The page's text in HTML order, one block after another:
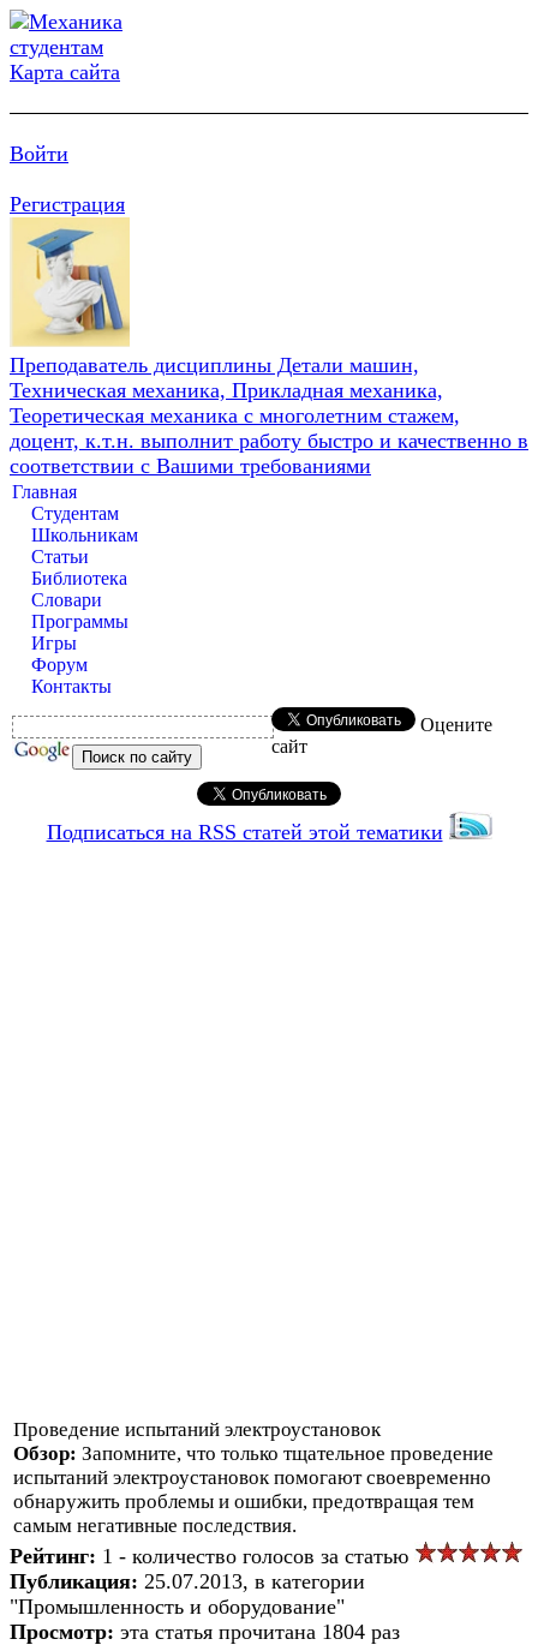
Карта сайта
Войти
Регистрация
Преподаватель дисциплины Детали машин,
Техническая механика, Прикладная механика,
Теоретическая механика с многолетним стажем,
доцент, к.т.н. выполнит работу быстро и качественно в
соответствии с Вашими требованиями
Главная
Студентам
Школьникам
Статьи
Библиотека
Словари
Программы
Игры
Форум
Контакты
Оцените
сайт
Подписаться на RSS статей этой тематики
Проведение испытаний электроустановок
Обзор: Запомните, что только тщательное проведение
испытаний электроустановок помогают своевременно
обнаружить проблемы и ошибки, предотвращая тем
самым негативные последствия.
Рейтинг: 1 - количество голосов за статью
Публикация: 25.07.2013, в категории
"Промышленность и оборудование"
Просмотр: эта статья прочитана 1804 раз